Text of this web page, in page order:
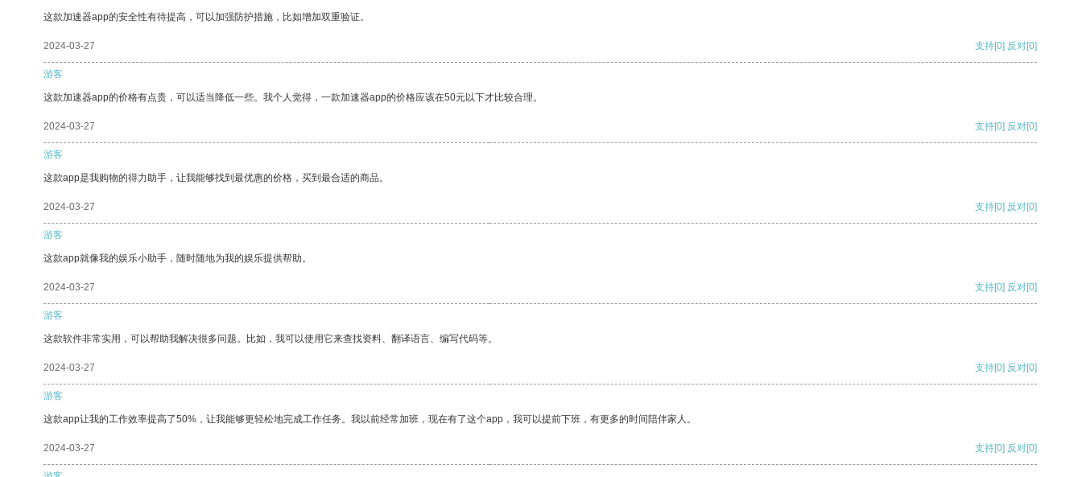
这款加速器app的安全性有待提高，可以加强防护措施，比如增加双重验证。
2024-03-27 支持[0] 反对[0]
游客
这款加速器app的价格有点贵，可以适当降低一些。我个人觉得，一款加速器app的价格应该在50元以下才比较合理。
2024-03-27 支持[0] 反对[0]
游客
这款app是我购物的得力助手，让我能够找到最优惠的价格，买到最合适的商品。
2024-03-27 支持[0] 反对[0]
游客
这款app就像我的娱乐小助手，随时随地为我的娱乐提供帮助。
2024-03-27 支持[0] 反对[0]
游客
这款软件非常实用，可以帮助我解决很多问题。比如，我可以使用它来查找资料、翻译语言、编写代码等。
2024-03-27 支持[0] 反对[0]
游客
这款app让我的工作效率提高了50%，让我能够更轻松地完成工作任务。我以前经常加班，现在有了这个app，我可以提前下班，有更多的时间陪伴家人。
2024-03-27 支持[0] 反对[0]